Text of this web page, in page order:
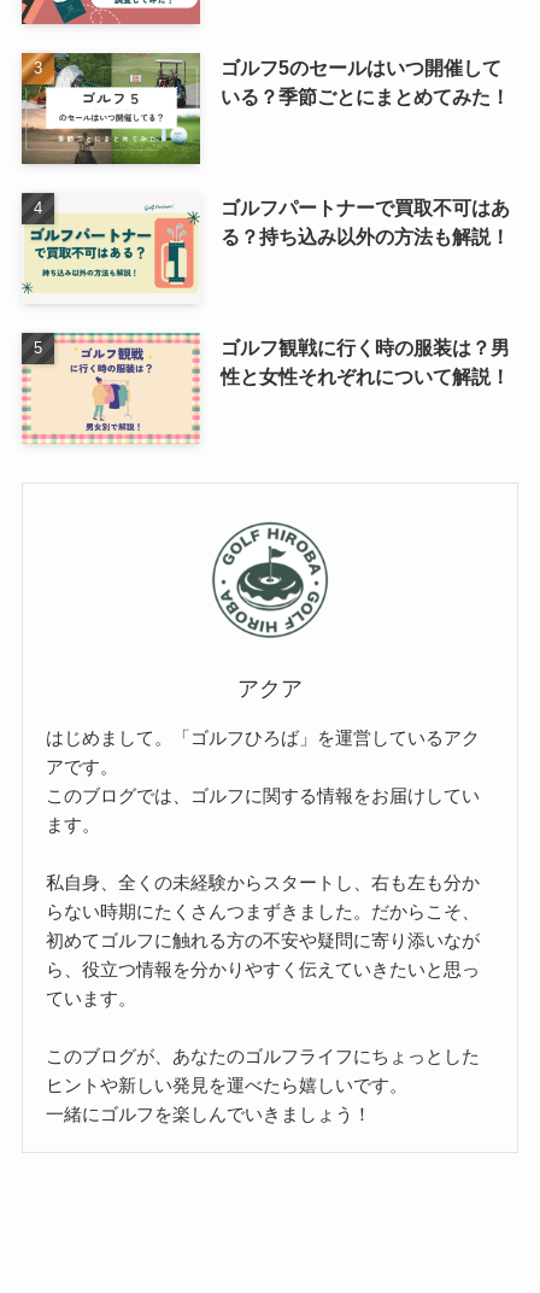
ゴルフ5のセールはいつ開催して
いる？季節ごとにまとめてみた！
ゴルフパートナーで買取不可はあ
る？持ち込み以外の方法も解説！
ゴルフ観戦に行く時の服装は？男
性と女性それぞれについて解説！
アクア
はじめまして。「ゴルフひろば」を運営しているアク
アです。
このブログでは、ゴルフに関する情報をお届けしてい
ます。
私自身、全くの未経験からスタートし、右も左も分か
らない時期にたくさんつまずきました。だからこそ、
初めてゴルフに触れる方の不安や疑問に寄り添いなが
ら、役立つ情報を分かりやすく伝えていきたいと思っ
ています。
このブログが、あなたのゴルフライフにちょっとした
ヒントや新しい発見を運べたら嬉しいです。
一緒にゴルフを楽しんでいきましょう！